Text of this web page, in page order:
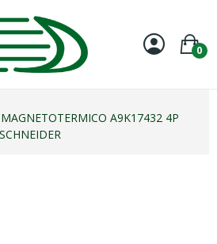
0
A9K17432 4P